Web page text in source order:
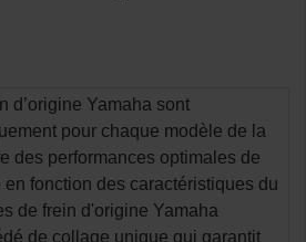
d’origine Yamaha sont
pour chaque modèle de la
des performances optimales de
en fonction des caractéristiques du
de frein d'origine Yamaha
de collage unique qui garantit